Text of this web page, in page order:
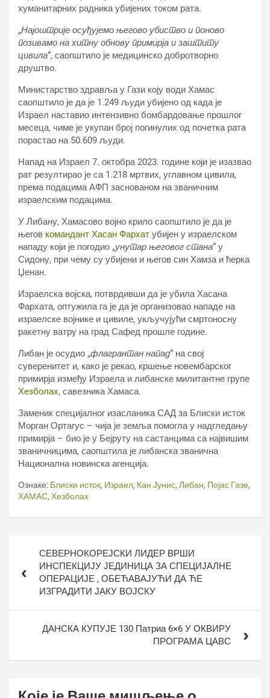
хуманитарних радника убијених током рата.
„Најоштрије осуђујемо његово убиство и поново
позивамо на хитну обнову примирја и заштиту
цивила“, саопштило је медицинско добротворно
друштво.
Министарство здравља у Гази коју води Хамас
саопштило је да је 1.249 људи убијено од када је
Израел наставио интензивно бомбардовање прошлог
месеца, чиме је укупан број погинулих од почетка рата
порастао на 50.609 људи.
Напад на Израел 7. октобра 2023. године који је изазвао
рат резултирао је са 1.218 мртвих, углавном цивила,
према подацима АФП заснованом на званичним
израелским подацима.
У Либану, Хамасово војно крило саопштило је да је
његов командант Хасан Фархат убијен у израелском
нападу који је погодио „унутар његовог стана“ у
Сидону, при чему су убијени и његов син Хамза и ћерка
Џенан.
Израелска војска, потврдивши да је убила Хасана
Фархата, оптужила га је да је организовао нападе на
израелске војнике и цивиле, укључујући смртоносну
ракетну ватру на град Сафед прошле године.
Либан је осудио „флагрантан напад“ на свој
суверенитет и, како је рекао, кршење новембарског
примирја између Израела и либанске милитантне групе
Хезболах, савезника Хамаса.
Заменик специјалног изасланика САД за Блиски исток
Морган Ортагус – чија је земља помогла у надгледању
примирја – био је у Бејруту на састанцима са највишим
званичницима, саопштила је либанска званична
Национална новинска агенција.
Ознаке: Блиски исток, Израел, Кан Јунис, Либан, Појас Газе,
ХАМАС, Хезболах
чланкаСЕВЕРНОКОРЕЈСКИ ЛИДЕР ВРШИ
ИНСПЕКЦИЈУ ЈЕДИНИЦА ЗА СПЕЦИЈАЛНЕ
ОПЕРАЦИЈЕ , ОБЕЋАВАЈУЋИ ДА ЋЕ
ИЗГРАДИТИ ЈАКУ ВОЈСКУ
ДАНСКА КУПУЈЕ 130 Патриа 6×6 У ОКВИРУ
ПРОГРАМА ЦАВС